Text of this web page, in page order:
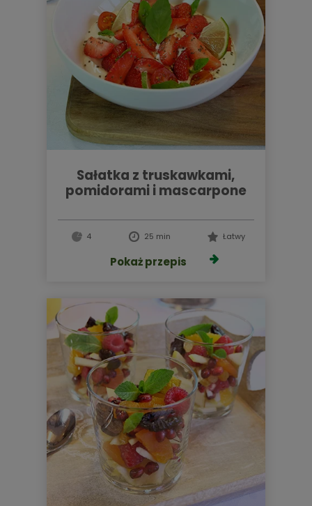
sałatka z truskawkami,
pomidorami i mascarpone
4 25 min Łatwy
Pokaż przepis